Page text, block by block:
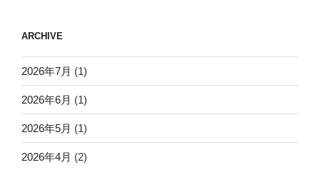
ARCHIVE
2026年7月 (1)
2026年6月 (1)
2026年5月 (1)
2026年4月 (2)